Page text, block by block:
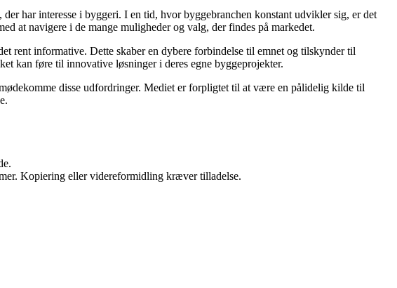
har interesse i byggeri. I en tid, hvor byggebranchen konstant udvikler sig, er det
at navigere i de mange muligheder og valg, der findes på markedet.
rent informative. Dette skaber en dybere forbindelse til emnet og tilskynder til
kan føre til innovative løsninger i deres egne byggeprojekter.
disse udfordringer. Mediet er forpligtet til at være en pålidelig kilde til
Kopiering eller videreformidling kræver tilladelse.